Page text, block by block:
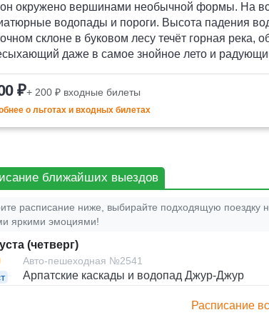
окружено вершинами необычной формы. На
водопады и пороги. Высота падения
склоне в буковом лесу течёт горная
даже в самое знойное лето и
₽+ 200 ₽ входные билеты
о льготах и входных билетах
ближайших выездов
расписание ниже, выбирайте подходящую поездку
яркими эмоциями!
(четверг)
Авто-пешеходная №2541
Арпатские каскады и водопад Джур-Джур
Расписание